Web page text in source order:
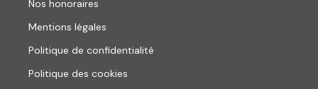
Nos honoraires
Mentions légales
Politique de confidentialité
Politique des cookies